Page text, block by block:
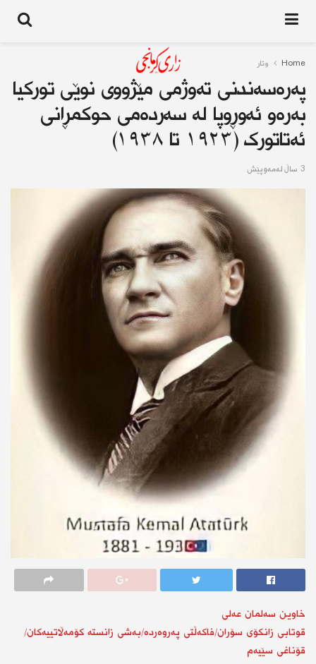
Home وتار
په‌ره‌سه‌ندنی ته‌وژمی مێژووی نوێی تورکیا
به‌ره‌و ئه‌وڕوپا لە سەردەمی حوكمڕانی
ئەتاتورک (١٩٢٣ تا ١٩٣٨)
3 ساڵ له‌مه‌وپێش
خاوین سەلمان عەلی
قوتابی زانکۆی سۆران/فاکەڵتی پەروەردە/بەشی زانستە کۆمەڵاتییەکان/
قۆناغی سێیەم